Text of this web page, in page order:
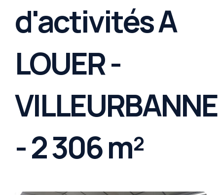
d'activités A
LOUER -
VILLEURBANNE
- 2 306 m²